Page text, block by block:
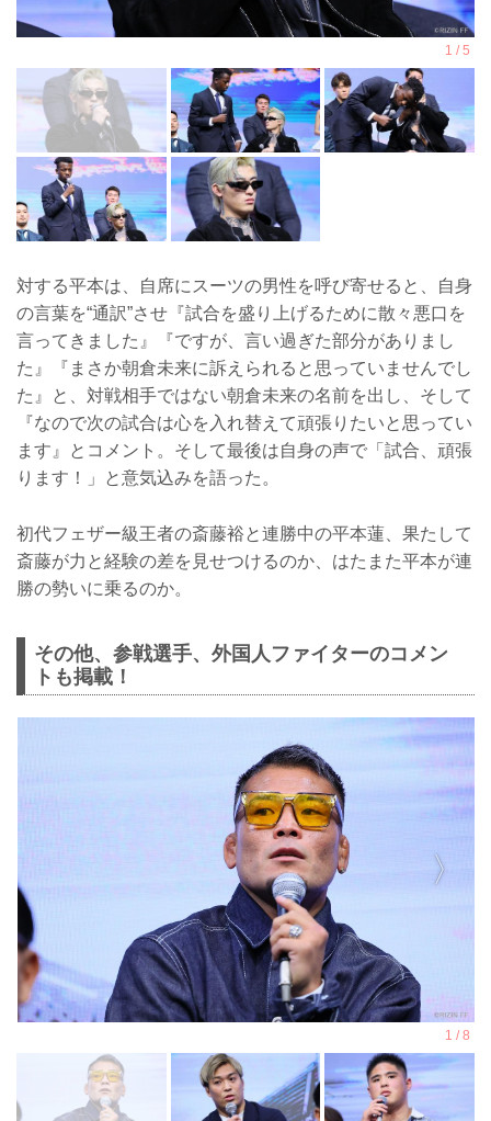
対する平本は、自席にスーツの男性を呼び寄せると、自身
の言葉を“通訳”させ『試合を盛り上げるために散々悪口を
言ってきました』『ですが、言い過ぎた部分がありまし
た』『まさか朝倉未来に訴えられると思っていませんでし
た』と、対戦相手ではない朝倉未来の名前を出し、そして
『なので次の試合は心を入れ替えて頑張りたいと思ってい
ます』とコメント。そして最後は自身の声で「試合、頑張
ります！」と意気込みを語った。
初代フェザー級王者の斎藤裕と連勝中の平本蓮、果たして
斎藤が力と経験の差を見せつけるのか、はたまた平本が連
勝の勢いに乗るのか。
その他、参戦選手、外国人ファイターのコメン
トも掲載！